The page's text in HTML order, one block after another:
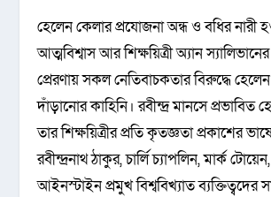
হেলেন কেলার প্রযোজনা অন্ধ ও বধির নারী
আত্মবিশ্বাস আর শিক্ষয়িত্রী অ্যান
প্রেরণায় সকল নেতিবাচকতার বিরুদ্ধে
দাঁড়ানোর কাহিনি। রবীন্দ্র মানসে প্রভাবিত
তার শিক্ষয়িত্রীর প্রতি কৃতজ্ঞতা প্রকাশের
রবীন্দ্রনাথ ঠাকুর, চার্লি চ্যাপলিন, মার্ক
আইনস্টাইন প্রমুখ বিশ্ববিখ্যাত ব্যক্তিত্বদের